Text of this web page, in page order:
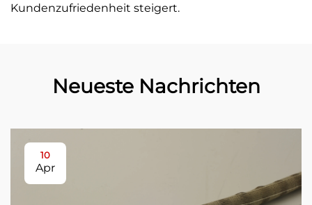
Kundenzufriedenheit steigert.
Neueste Nachrichten
10
Apr